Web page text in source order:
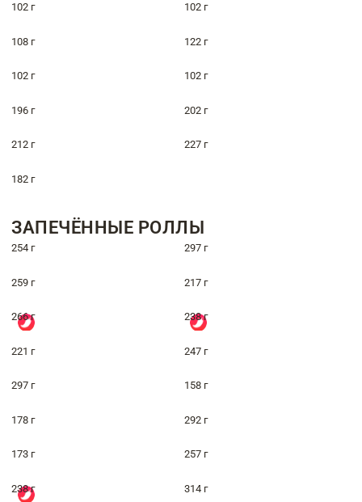
102 г 102 г
108 г 122 г
102 г 102 г
196 г 202 г
212 г 227 г
182 г
ЗАПЕЧЁННЫЕ РОЛЛЫ
254 г 297 г
259 г 217 г
266 г 238 г
221 г 247 г
297 г 158 г
178 г 292 г
173 г 257 г
238 г 314 г